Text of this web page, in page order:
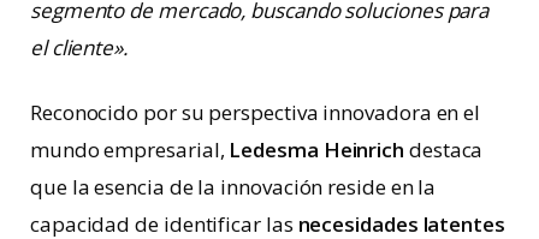
segmento de mercado, buscando soluciones para
el cliente».
Reconocido por su perspectiva innovadora en el
mundo empresarial, Ledesma Heinrich destaca
que la esencia de la innovación reside en la
capacidad de identificar las necesidades latentes